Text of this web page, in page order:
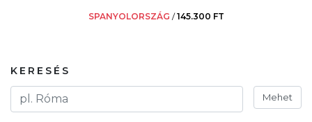
SPANYOLORSZÁG /145.300 FT
KERESÉS
Mehet